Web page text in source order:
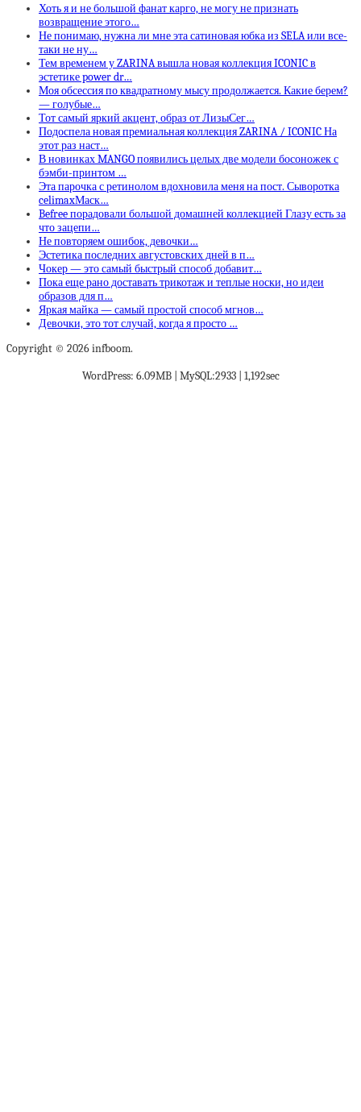
Хоть я и не большой фанат карго, не могу не признать
возвращение этого…
Не понимаю, нужна ли мне эта сатиновая юбка из SELA или все-
таки не ну…
Тем временем у ZARINA вышла новая коллекция ICONIC в
эстетике power dr…
Моя обсессия по квадратному мысу продолжается. Какие берем?
— голубые…
Тот самый яркий акцент, образ от ЛизыСег…
Подоспела новая премиальная коллекция ZARINA / ICONIC На
этот раз наст…
В новинках MANGO появились целых две модели босоножек с
бэмби-принтом …
Эта парочка с ретинолом вдохновила меня на пост. Сыворотка
celimaxМаск…
Befree порадовали большой домашней коллекцией Глазу есть за
что зацепи…
Не повторяем ошибок, девочки…
Эстетика последних августовских дней в п…
Чокер — это самый быстрый способ добавит…
Пока еще рано доставать трикотаж и теплые носки, но идеи
образов для п…
Яркая майка — самый простой способ мгнов…
Девочки, это тот случай, когда я просто …
Copyright © 2026 infboom.
WordPress: 6.09MB | MySQL:2933 | 1,192sec